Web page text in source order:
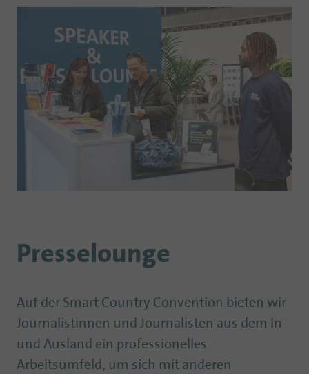
Presselounge
Auf der Smart Country Convention bieten wir
Journalistinnen und Journalisten aus dem In-
und Ausland ein professionelles
Arbeitsumfeld, um sich mit anderen